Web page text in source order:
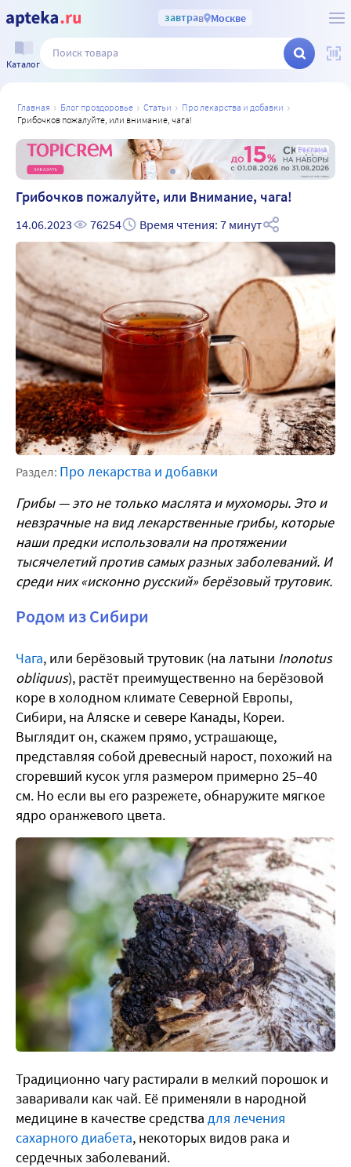
завтрав Москве
Каталог
главная блог проздоровье статьи
про лекарства и добавки
грибочков пожалуйте, или внимание, чага!
Реклама
Грибочков пожалуйте, или Внимание, чага!
14.06.2023 76254 Время чтения: 7 минут
Раздел: Про лекарства и добавки
Грибы — это не только маслята и мухоморы. Это и
невзрачные на вид лекарственные грибы, которые
наши предки использовали на протяжении
тысячелетий против самых разных заболеваний. И
среди них «исконно русский» берёзовый трутовик.
Родом из Сибири
Чага, или берёзовый трутовик (на латыни Inonotus
obliquus), растёт преимущественно на берёзовой
коре в холодном климате Северной Европы,
Сибири, на Аляске и севере Канады, Кореи.
Выглядит он, скажем прямо, устрашающе,
представляя собой древесный нарост, похожий на
сгоревший кусок угля размером примерно 25–40
см. Но если вы его разрежете, обнаружите мягкое
ядро оранжевого цвета.
Традиционно чагу растирали в мелкий порошок и
заваривали как чай. Её применяли в народной
медицине в качестве средства для лечения
сахарного диабета, некоторых видов рака и
сердечных заболеваний.